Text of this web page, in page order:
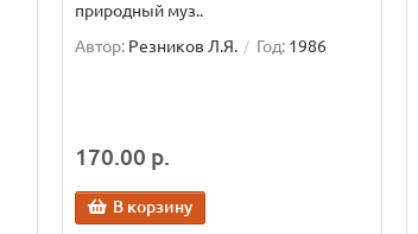
природный муз..
Автор: Резников Л.Я. Год: 1986
170.00 р.
В корзину